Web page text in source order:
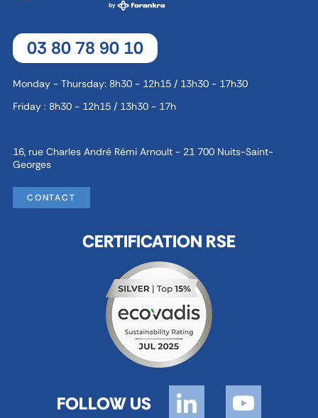
03 80 78 90 10
Monday - Thursday: 8h30 - 12h15 / 13h30 - 17h30
Friday : 8h30 - 12h15 / 13h30 - 17h
16, rue Charles André Rémi Arnoult - 21 700 Nuits-Saint-
Georges
CONTACT
CERTIFICATION RSE
FOLLOW US